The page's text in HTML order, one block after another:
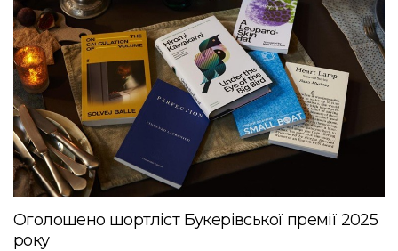
Оголошено шортліст Букерівської премії 2025
року